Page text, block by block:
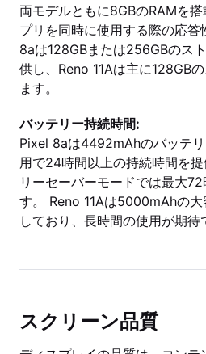
両モデルともに8GBのRAMを
プリを同時に使用する際の応
8aは128GBまたは256GBのス
供し、Reno 11Aは主に128GB
ます。
バッテリー持続時間:
Pixel 8aは4492mAhのバッテ
用で24時間以上の持続時間を
リーセーバーモードでは最大
す。 Reno 11Aは5000mAhの
しており、長時間の使用が期待
スクリーン品質